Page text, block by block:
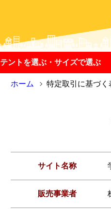
テントを選ぶ・サイズで選ぶ
ホーム 特定取引に基づく
サイト名称
販売事業者